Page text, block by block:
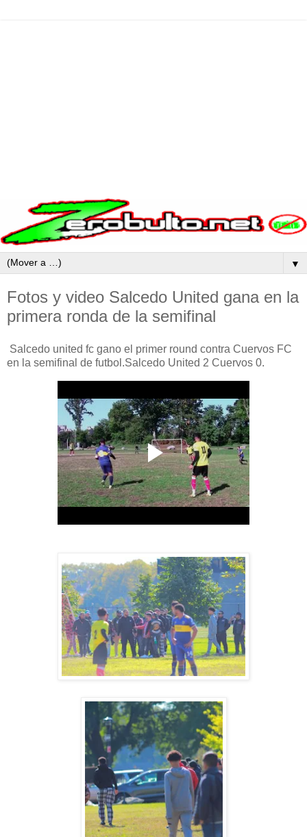
▼
Fotos y video Salcedo United gana en la
primera ronda de la semifinal
Salcedo united fc gano el primer round contra Cuervos FC
en la semifinal de futbol.Salcedo United 2 Cuervos 0.